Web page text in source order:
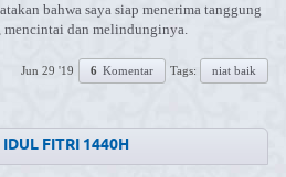
bahwa saya siap menerima tanggung
dan melindunginya.
Jun 29 '19 6 Komentar Tags: niat baik
FITRI 1440H